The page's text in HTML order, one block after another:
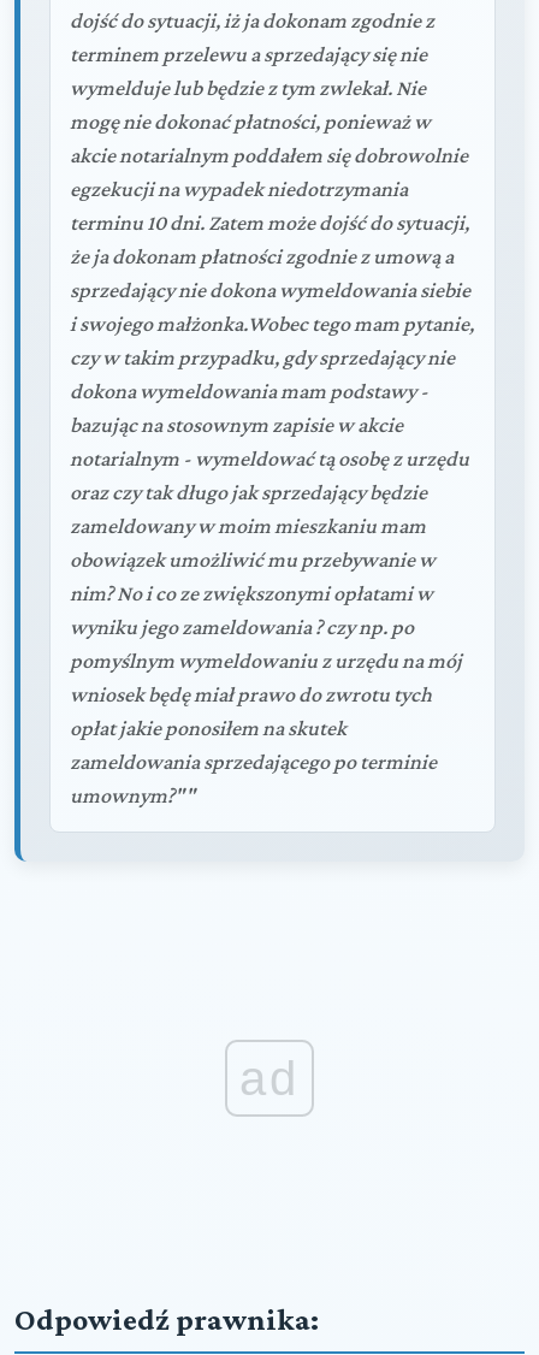
dojść do sytuacji, iż ja dokonam zgodnie z
terminem przelewu a sprzedający się nie
wymelduje lub będzie z tym zwlekał. Nie
mogę nie dokonać płatności, ponieważ w
akcie notarialnym poddałem się dobrowolnie
egzekucji na wypadek niedotrzymania
terminu 10 dni. Zatem może dojść do sytuacji,
że ja dokonam płatności zgodnie z umową a
sprzedający nie dokona wymeldowania siebie
i swojego małżonka.Wobec tego mam pytanie,
czy w takim przypadku, gdy sprzedający nie
dokona wymeldowania mam podstawy -
bazując na stosownym zapisie w akcie
notarialnym - wymeldować tą osobę z urzędu
oraz czy tak długo jak sprzedający będzie
zameldowany w moim mieszkaniu mam
obowiązek umożliwić mu przebywanie w
nim? No i co ze zwiększonymi opłatami w
wyniku jego zameldowania ? czy np. po
pomyślnym wymeldowaniu z urzędu na mój
wniosek będę miał prawo do zwrotu tych
opłat jakie ponosiłem na skutek
zameldowania sprzedającego po terminie
umownym?""
ad
Odpowiedź prawnika: